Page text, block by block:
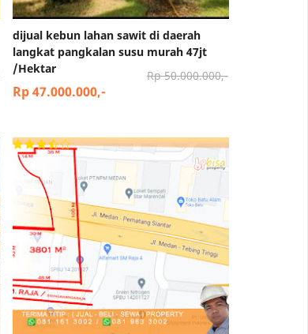
dijual kebun lahan sawit di daerah
langkat pangkalan susu murah 47jt
/Hektar
Rp 50.000.000,-
Rp 47.000.000,-